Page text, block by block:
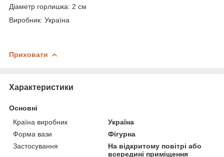
Діаметр горлишка: 2 см
Виробник: Україна
Приховати
Характеристики
Основні
Країна виробник
Україна
Форма вази
Фігурна
Застосування
На відкритому повітрі або
всередині приміщення